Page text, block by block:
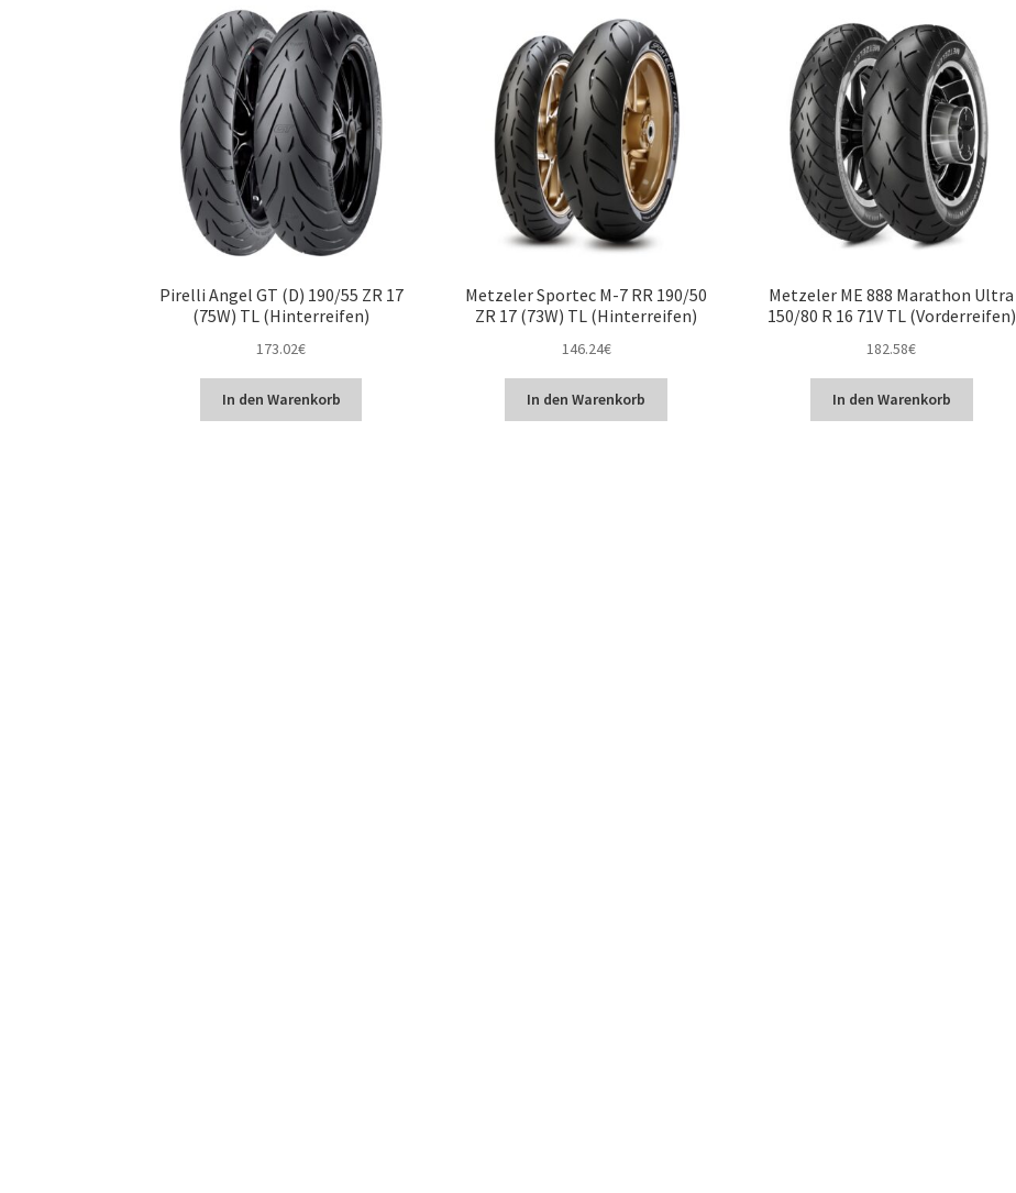
Pirelli Angel GT (D) 190/55 ZR 17
(75W) TL (Hinterreifen)
173.02€
In den Warenkorb
Metzeler Sportec M-7 RR 190/50
ZR 17 (73W) TL (Hinterreifen)
146.24€
In den Warenkorb
Metzeler ME 888 Marathon Ultra
150/80 R 16 71V TL (Vorderreifen)
182.58€
In den Warenkorb